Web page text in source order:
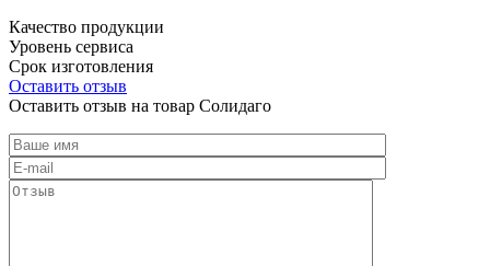
Качество продукции
Уровень сервиса
Срок изготовления
Оставить отзыв
Оставить отзыв на товар Солидаго